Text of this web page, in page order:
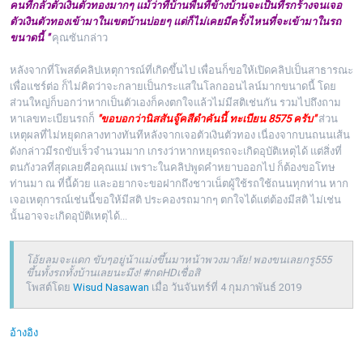
คนที่กลัวตัวเงินตัวทองมากๆ แม้ว่าที่บ้านพื้นที่ข้างบ้านจะเป็นที่รกร้างจนเจอ
ตัวเงินตัวทองเข้ามาในเขตบ้านบ่อยๆ แต่ก็ไม่เคยมีครั้งไหนที่จะเข้ามาในรถ
ขนาดนี้ "คุณซันกล่าว
หลังจากที่โพสต์คลิปเหตุการณ์ที่เกิดขึ้นไป เพื่อนก็ขอให้เปิดคลิปเป็นสาธารณะ
เพื่อแชร์ต่อ ก็ไม่คิดว่าจะกลายเป็นกระแสในโลกออนไลน์มากขนาดนี้ โดย
ส่วนใหญ่ก็บอกว่าหากเป็นตัวเองก็คงตกใจแล้วไม่มีสติเช่นกัน รวมไปถึงถาม
หาเลขทะเบียนรถก็ "ขอบอกว่านิสสันจู๊คสีดำคันนี้ ทะเบียน 8575 ครับ"ส่วน
เหตุผลที่ไม่หยุดกลางทางทันทีหลังจากเจอตัวเงินตัวทอง เนื่องจากบนถนนเส้น
ดังกล่าวมีรถขับเร็วจำนวนมาก เกรงว่าหากหยุดรถจะเกิดอุบัติเหตุได้ แต่สิ่งที่
ตนกังวลที่สุดเลยคือคุณแม่ เพราะในคลิปพูดคำหยาบออกไป ก็ต้องขอโทษ
ท่านมา ณ ที่นี้ด้วย และอยากจะขอฝากถึงชาวเน็ตผู้ใช้รถใช้ถนนทุกท่าน หาก
เจอเหตุการณ์เช่นนี้ขอให้มีสติ ประคองรถมากๆ ตกใจได้แต่ต้องมีสติ ไม่เช่น
นั้นอาจจะเกิดอุบัติเหตุได้...
โอ้ยลมจะแดก ขับๆอยู่น้าแม่งขึ้นมาหน้าพวงมาลัย! พองขนเลยกรู555
ขึ้นทั้งรถทั้งบ้านเลยนะมึง! #กดHDเชื่อสิ
โพสต์โดย Wisud Nasawan เมื่อ วันจันทร์ที่ 4 กุมภาพันธ์ 2019
อ้างอิง